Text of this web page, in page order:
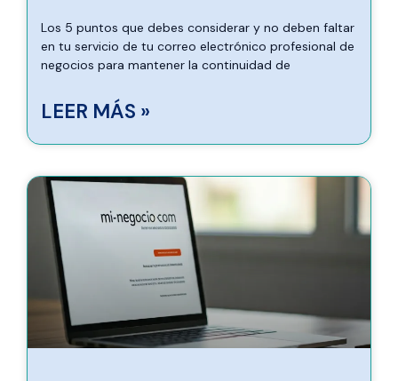
Los 5 puntos que debes considerar y no deben faltar
en tu servicio de tu correo electrónico profesional de
negocios para mantener la continuidad de
LEER MÁS »